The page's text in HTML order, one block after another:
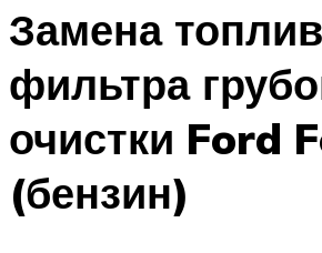
Замена
фильтра
очистки Ford
(бензин)